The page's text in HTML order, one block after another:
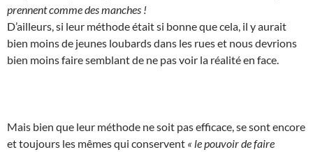
prennent comme des manches !
D’ailleurs, si leur méthode était si bonne que cela, il y aurait
bien moins de jeunes loubards dans les rues et nous devrions
bien moins faire semblant de ne pas voir la réalité en face.
Mais bien que leur méthode ne soit pas efficace, se sont encore
et toujours les mêmes qui conservent « le pouvoir de faire